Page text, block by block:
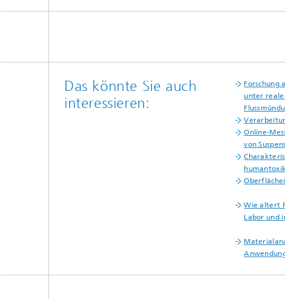
Das könnte Sie auch
interessieren:
unter
Online-
von
Wie altert
Labor und